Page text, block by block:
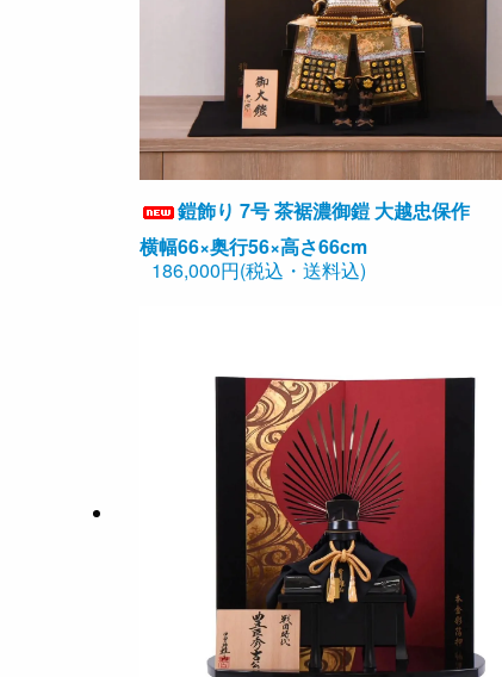
鎧飾り 7号 茶裾濃御鎧 大越忠保作
横幅66×奥行56×高さ66cm
186,000円(税込・送料込)